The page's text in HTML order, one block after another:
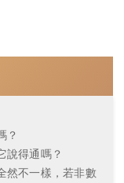
？
得通嗎？
不一樣，若非數